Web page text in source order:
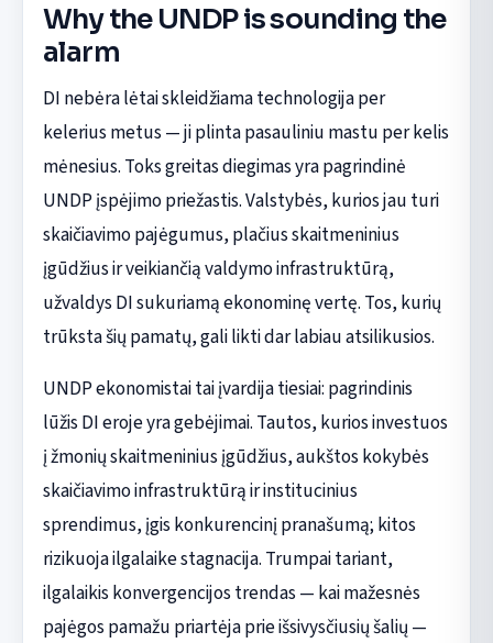
Why the UNDP is sounding the
alarm
DI nebėra lėtai skleidžiama technologija per
kelerius metus — ji plinta pasauliniu mastu per kelis
mėnesius. Toks greitas diegimas yra pagrindinė
UNDP įspėjimo priežastis. Valstybės, kurios jau turi
skaičiavimo pajėgumus, plačius skaitmeninius
įgūdžius ir veikiančią valdymo infrastruktūrą,
užvaldys DI sukuriamą ekonominę vertę. Tos, kurių
trūksta šių pamatų, gali likti dar labiau atsilikusios.
UNDP ekonomistai tai įvardija tiesiai: pagrindinis
lūžis DI eroje yra gebėjimai. Tautos, kurios investuos
į žmonių skaitmeninius įgūdžius, aukštos kokybės
skaičiavimo infrastruktūrą ir institucinius
sprendimus, įgis konkurencinį pranašumą; kitos
rizikuoja ilgalaike stagnacija. Trumpai tariant,
ilgalaikis konvergencijos trendas — kai mažesnės
pajėgos pamažu priartėja prie išsivysčiusių šalių —